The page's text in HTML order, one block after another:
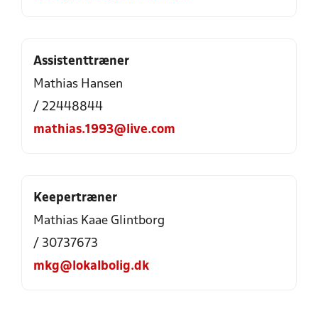
Assistenttræner
Mathias Hansen
/ 22448844
mathias.1993@live.com
Keepertræner
Mathias Kaae Glintborg
/ 30737673
mkg@lokalbolig.dk